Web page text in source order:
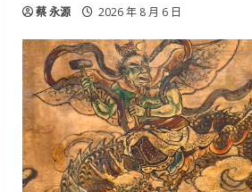
蔡 永源 2026 年 8 月 6 日